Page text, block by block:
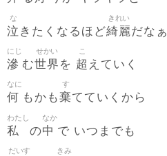
泣
な
きたくなるほど綺麗
きれい
だなぁ
滲
にじ
む世界
せかい
を 超
こ
えていく
何
なに
もかも棄
す
てていくから
私
わたし
の中
なか
で いつまでも
だいす きみ